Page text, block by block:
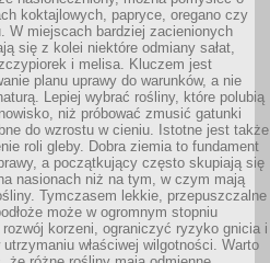
koktajlowych, papryce, oregano czy
W miejscach bardziej zacienionych
się z kolei niektóre odmiany sałat,
i melisa. Kluczem jest
planu uprawy do warunków, a nie
Lepiej wybrać rośliny, które polubią
niż próbować zmusić gatunki
do wzrostu w cieniu. Istotne jest także
roli gleby. Dobra ziemia to fundament
a początkujący często skupiają się
nasionach niż na tym, w czym mają
Tymczasem lekkie, przepuszczalne
może w ogromnym stopniu
rozwój korzeni, ograniczyć ryzyko gnicia i
utrzymaniu właściwej wilgotności. Warto